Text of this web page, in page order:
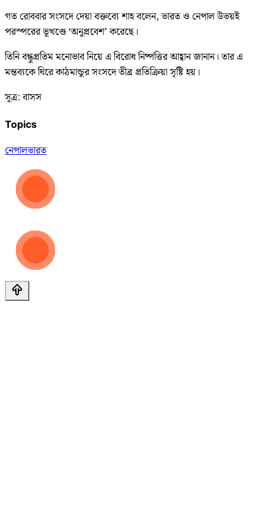
গত রোববার সংসদে দেয়া বক্তব্যে শাহ বলেন, ভারত ও নেপাল উভয়ই
পরস্পরের ভূখণ্ডে ‘অনুপ্রবেশ’ করেছে।
তিনি বন্ধুপ্রতিম মনোভাব নিয়ে এ বিরোধ নিষ্পত্তির আহ্বান জানান। তার এ
মন্তব্যকে ঘিরে কাঠমান্ডুর সংসদে তীব্র প্রতিক্রিয়া সৃষ্টি হয়।
সূত্র: বাসস
Topics
নেপালভারত